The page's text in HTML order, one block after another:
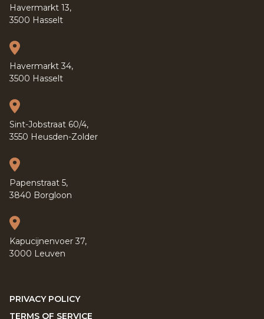
Havermarkt 13,
3500 Hasselt
Havermarkt 34,
3500 Hasselt
Sint-Jobstraat 60/4,
3550 Heusden-Zolder
Papenstraat 5,
3840 Borgloon
Kapucijnenvoer 37,
3000 Leuven
PRIVACY POLICY
TERMS OF SERVICE